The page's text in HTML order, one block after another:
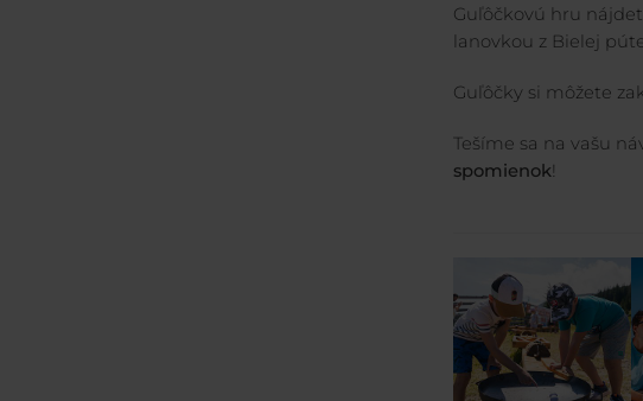
Guľôčkovú hru
lanovkou z Bielej
Guľôčky si môžete
Tešíme sa na vašu
spomienok!